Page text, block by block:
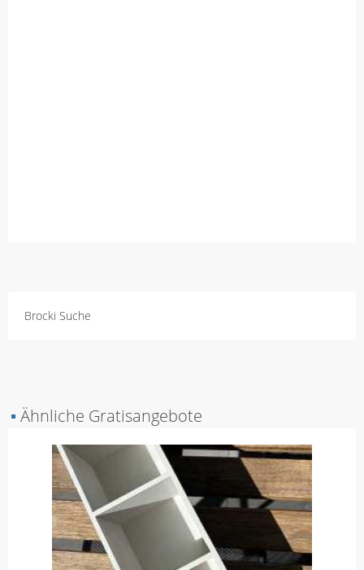
Brocki Suche
▪ Ähnliche Gratisangebote